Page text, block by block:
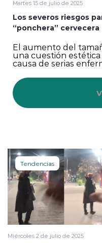
Martes 15 de julio de 2025
Los severos riesgos
“ponchera” cervecera
El aumento del
una cuestión
causa de serias
Tendencias
Miércoles 2 de julio de 2025